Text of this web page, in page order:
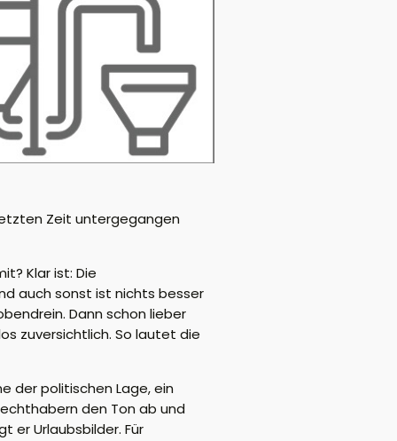
Zeit untergegangen
Klar ist: Die
auch sonst ist nichts besser
Dann schon lieber
zuversichtlich. So lautet die
der politischen Lage, ein
den Ton ab und
er Urlaubsbilder. Für